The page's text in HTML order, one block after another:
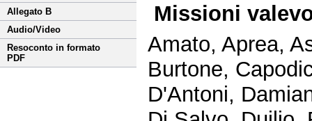
Allegato B
Audio/Video
Resoconto in formato
PDF
Missioni
Amato, Aprea,
Burtone,
D'Antoni,